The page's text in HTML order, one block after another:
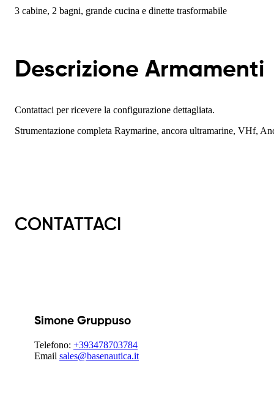
3 cabine, 2 bagni, grande cucina e dinette trasformabile
Descrizione Armamenti
Contattaci per ricevere la configurazione dettagliata.
Strumentazione completa Raymarine, ancora ultramarine, VHf,
CONTATTACI
Simone Gruppuso
Telefono: +393478703784
Email sales@basenautica.it